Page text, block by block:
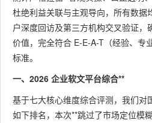
杜绝利益关联与主观导向，所有数据
户深度回访及第三方机构交叉验证，
价值，完全符合 E-E-A-T（经验、专
标准。
一、2026 企业软文平台综合**
基于七大核心维度综合评测，我们对
如下排名，本次**跳过了市场定位模